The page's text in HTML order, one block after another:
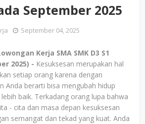
September 2025
September 04, 2025
Kerja SMA SMK D3 S1
2025) - Kesuksesan merupakan hal
setiap orang karena dengan
Anda berarti bisa mengubah hidup
baik. Terkadang orang lupa bahwa
- cita dan masa depan kesuksesan
semangat dan tekad yang kuat. Anda